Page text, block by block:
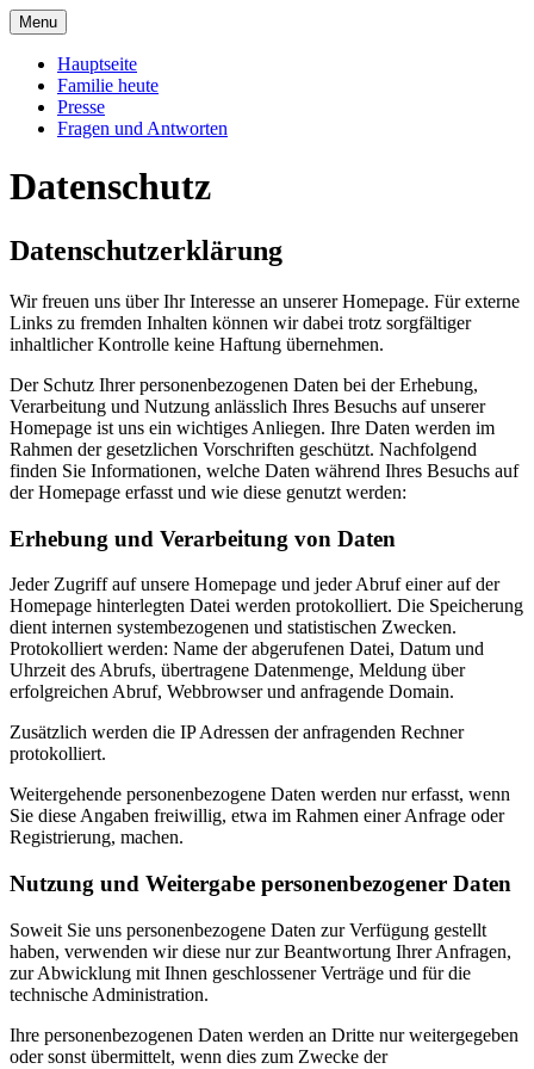
Skip
to
content
Familie Esterházy de Galantha
Galantha
Menu
Hauptseite
Familie heute
Presse
Fragen und Antworten
Datenschutz
Datenschutzerklärung
Wir freuen uns über Ihr Interesse an unserer Homepage. Für externe
Links zu fremden Inhalten können wir dabei trotz sorgfältiger
inhaltlicher Kontrolle keine Haftung übernehmen.
Der Schutz Ihrer personenbezogenen Daten bei der Erhebung,
Verarbeitung und Nutzung anlässlich Ihres Besuchs auf unserer
Homepage ist uns ein wichtiges Anliegen. Ihre Daten werden im
Rahmen der gesetzlichen Vorschriften geschützt. Nachfolgend
finden Sie Informationen, welche Daten während Ihres Besuchs auf
der Homepage erfasst und wie diese genutzt werden:
Erhebung und Verarbeitung von Daten
Jeder Zugriff auf unsere Homepage und jeder Abruf einer auf der
Homepage hinterlegten Datei werden protokolliert. Die Speicherung
dient internen systembezogenen und statistischen Zwecken.
Protokolliert werden: Name der abgerufenen Datei, Datum und
Uhrzeit des Abrufs, übertragene Datenmenge, Meldung über
erfolgreichen Abruf, Webbrowser und anfragende Domain.
Zusätzlich werden die IP Adressen der anfragenden Rechner
protokolliert.
Weitergehende personenbezogene Daten werden nur erfasst, wenn
Sie diese Angaben freiwillig, etwa im Rahmen einer Anfrage oder
Registrierung, machen.
Nutzung und Weitergabe personenbezogener Daten
Soweit Sie uns personenbezogene Daten zur Verfügung gestellt
haben, verwenden wir diese nur zur Beantwortung Ihrer Anfragen,
zur Abwicklung mit Ihnen geschlossener Verträge und für die
technische Administration.
Ihre personenbezogenen Daten werden an Dritte nur weitergegeben
oder sonst übermittelt, wenn dies zum Zwecke der